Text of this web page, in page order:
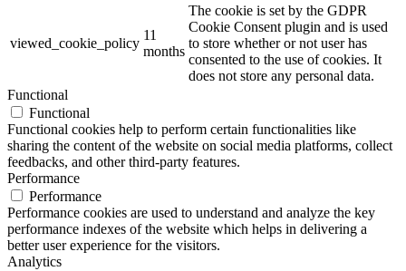
viewed_cookie_policy
11
months
The cookie is set by the GDPR
Cookie Consent plugin and is used
to store whether or not user has
consented to the use of cookies. It
does not store any personal data.
Functional
Functional
Functional cookies help to perform certain functionalities like
sharing the content of the website on social media platforms, collect
feedbacks, and other third-party features.
Performance
Performance
Performance cookies are used to understand and analyze the key
performance indexes of the website which helps in delivering a
better user experience for the visitors.
Analytics